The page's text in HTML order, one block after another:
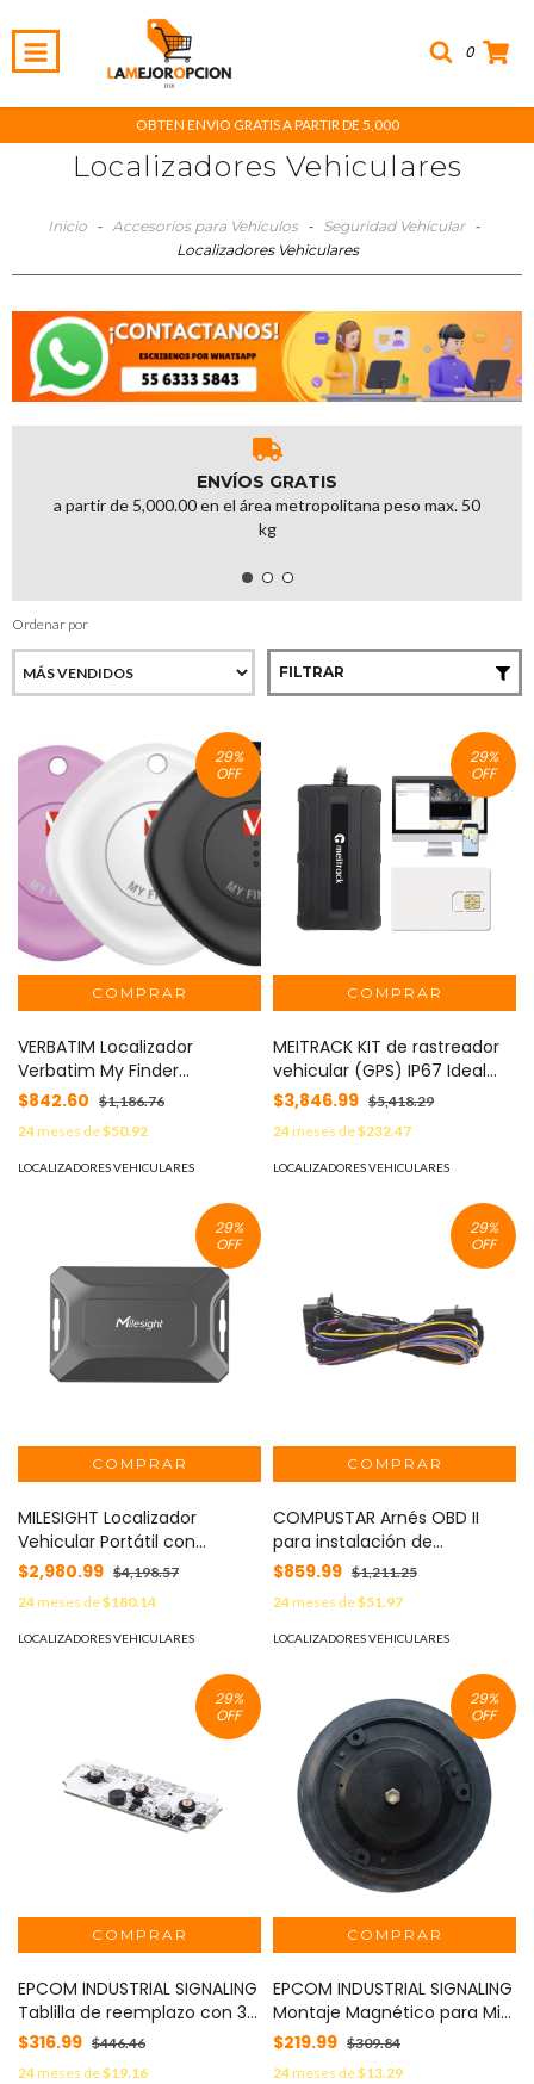
0
OBTEN ENVIO GRATIS A PARTIR DE 5,000
Localizadores Vehiculares
Inicio - Accesorios para Vehículos - Seguridad Vehicular -
Localizadores Vehiculares
ENVÍOS GRATIS
a partir de 5,000.00 en el área metropolitana peso max. 50
kg
Ordenar por
FILTRAR
29%
OFF
VERBATIM Localizador
Verbatim My Finder
Bluetooth 3 pack MOD: 32132
$842.60 $1,186.76
24meses de$50.92
LOCALIZADORES VEHICULARES
29%
OFF
MEITRACK KIT de rastreador
vehicular (GPS) IP67 Ideal
para Motocicletas y
Vehiculos con conectividad
2G y 4G/licencia anual de
EPCOMGPSCODE y sim anual
$3,846.99 $5,418.29
24meses de$232.47
LOCALIZADORES VEHICULARES
29%
OFF
MILESIGHT Localizador
Vehicular Portátil con
LoRaWAN MOD: AT101915M
$2,980.99 $4,198.57
24meses de$180.14
LOCALIZADORES VEHICULARES
29%
OFF
COMPUSTAR Arnés OBD II
para instalación de
dispositivo GPS X1MAX-LTE
MOD: FT-HRN-X1-OBD
$859.99 $1,211.25
24meses de$51.97
LOCALIZADORES VEHICULARES
29%
OFF
EPCOM INDUSTRIAL SIGNALING
Tablilla de reemplazo con 3
LED color Ámbar para X605
MOD: Z605-M3-A
$316.99 $446.46
24meses de$19.16
29%
OFF
EPCOM INDUSTRIAL SIGNALING
Montaje Magnético para Mini
Barra X605 MOD: Z605-MG
$219.99 $309.84
24meses de$13.29